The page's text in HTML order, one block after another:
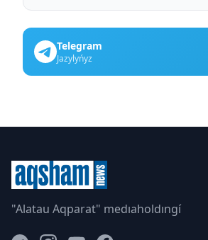
Telegram
Jazylyńyz
"Alatau Aqparat" medıaholdıngí